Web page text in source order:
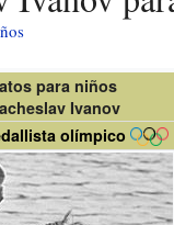
para niños
Ivanov
olímpico